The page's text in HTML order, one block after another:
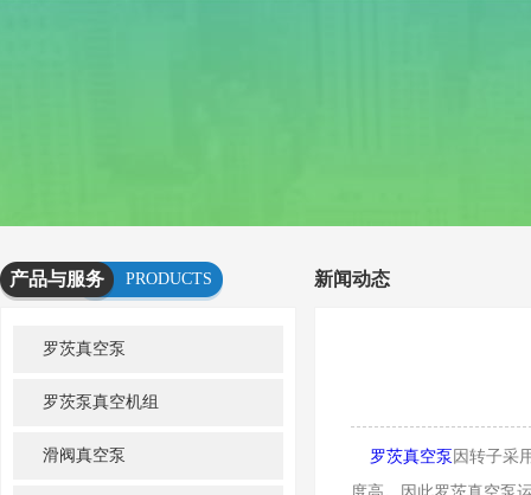
产品与服务
PRODUCTS
罗茨真空泵
罗茨泵真空机组
滑阀真空泵
新闻动态
罗茨真空泵 因转子采